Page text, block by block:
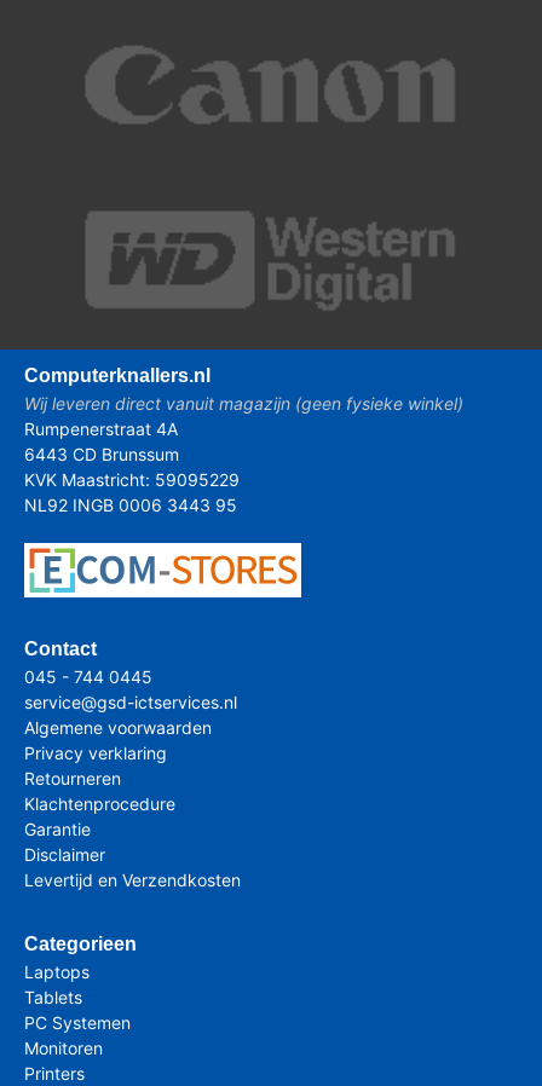
Computerknallers.nl
Wij leveren direct vanuit magazijn (geen fysieke winkel)
Rumpenerstraat 4A
6443 CD Brunssum
KVK Maastricht: 59095229
NL92 INGB 0006 3443 95
Contact
045 - 744 0445
service@gsd-ictservices.nl
Algemene voorwaarden
Privacy verklaring
Retourneren
Klachtenprocedure
Garantie
Disclaimer
Levertijd en Verzendkosten
Categorieen
Laptops
Tablets
PC Systemen
Monitoren
Printers